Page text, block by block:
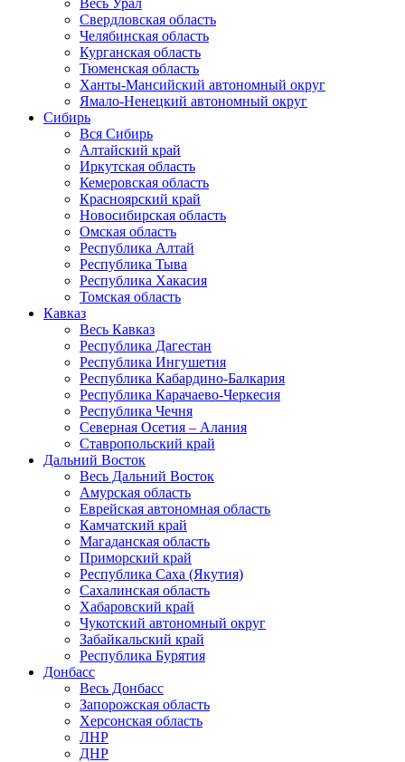
Весь Урал
Свердловская область
Челябинская область
Курганская область
Тюменская область
Ханты-Мансийский автономный округ
Ямало-Ненецкий автономный округ
Сибирь
Вся Сибирь
Алтайский край
Иркутская область
Кемеровская область
Красноярский край
Новосибирская область
Омская область
Республика Алтай
Республика Тыва
Республика Хакасия
Томская область
Кавказ
Весь Кавказ
Республика Дагестан
Республика Ингушетия
Республика Кабардино-Балкария
Республика Карачаево-Черкесия
Республика Чечня
Северная Осетия – Алания
Ставропольский край
Дальний Восток
Весь Дальний Восток
Амурская область
Еврейская автономная область
Камчатский край
Магаданская область
Приморский край
Республика Саха (Якутия)
Сахалинская область
Хабаровский край
Чукотский автономный округ
Забайкальский край
Республика Бурятия
Донбасс
Весь Донбасс
Запорожская область
Херсонская область
ЛНР
ДНР